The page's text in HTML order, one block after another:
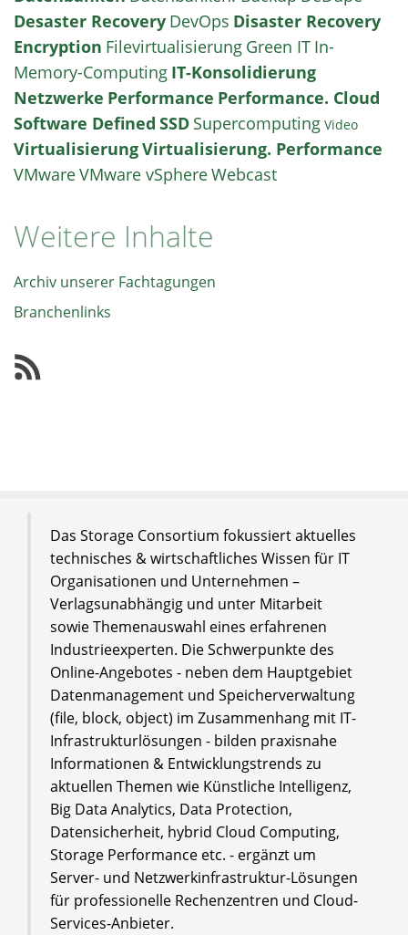
Desaster Recovery DevOps Disaster Recovery
Encryption Filevirtualisierung Green IT In-
Memory-Computing IT-Konsolidierung
Netzwerke Performance Performance. Cloud
Software Defined SSD Supercomputing Video
VirtualisierungVirtualisierung. Performance
VMwareVMware vSphereWebcast
Weitere Inhalte
Archiv unserer Fachtagungen
Branchenlinks
Das Storage Consortium fokussiert aktuelles
technisches & wirtschaftliches Wissen für IT
Organisationen und Unternehmen –
Verlagsunabhängig und unter Mitarbeit
sowie Themenauswahl eines erfahrenen
Industrieexperten. Die Schwerpunkte des
Online-Angebotes - neben dem Hauptgebiet
Datenmanagement und Speicherverwaltung
(file, block, object) im Zusammenhang mit IT-
Infrastrukturlösungen - bilden praxisnahe
Informationen & Entwicklungstrends zu
aktuellen Themen wie Künstliche Intelligenz,
Big Data Analytics, Data Protection,
Datensicherheit, hybrid Cloud Computing,
Storage Performance etc. - ergänzt um
Server- und Netzwerkinfrastruktur-Lösungen
für professionelle Rechenzentren und Cloud-
Services-Anbieter.